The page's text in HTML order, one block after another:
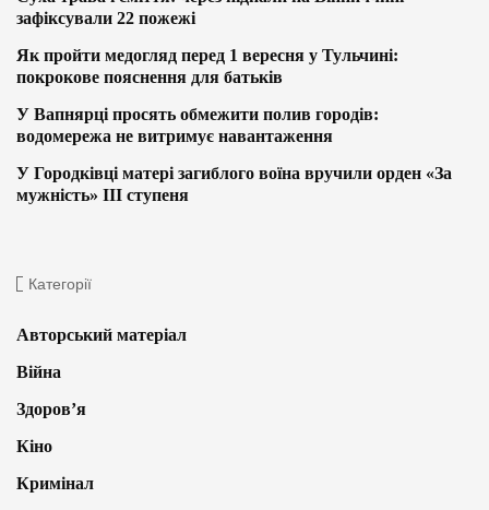
зафіксували 22 пожежі
Як пройти медогляд перед 1 вересня у Тульчині:
покрокове пояснення для батьків
У Вапнярці просять обмежити полив городів:
водомережа не витримує навантаження
У Городківці матері загиблого воїна вручили орден «За
мужність» ІІІ ступеня
Категорії
Авторський матеріал
Війна
Здоров’я
Кіно
Кримінал